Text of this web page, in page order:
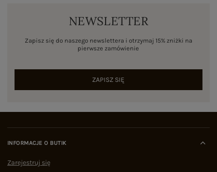
NEWSLETTER
Zapisz się do naszego newslettera i otrzymaj 15% zniżki na
pierwsze zamówienie
ZAPISZ SIĘ
INFORMACJE O BUTIK
Zarejestruj się